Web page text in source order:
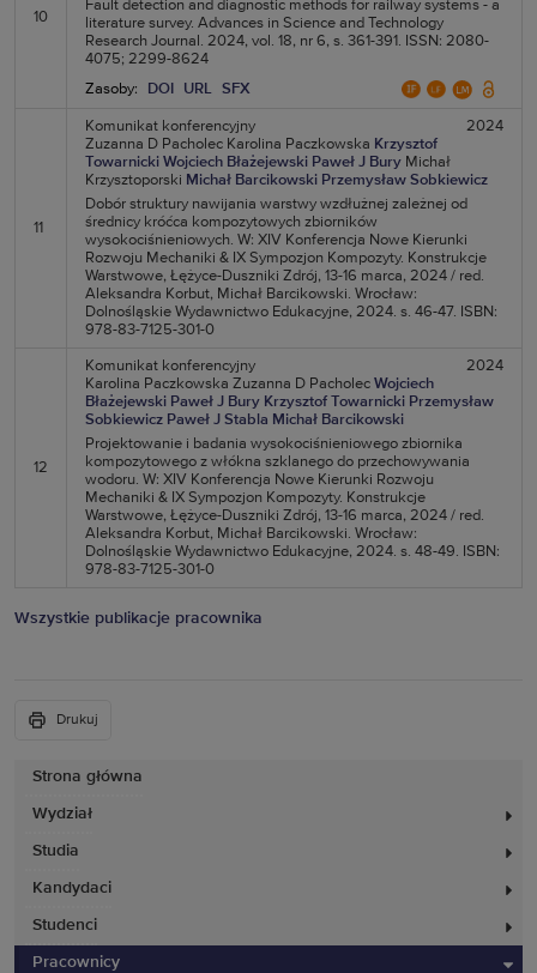
Strona główna
Wydział
Studia
Kandydaci
Studenci
Pracownicy
10
Fault detection and diagnostic methods for railway systems - a
literature survey. Advances in Science and Technology
Research Journal. 2024, vol. 18, nr 6, s. 361-391. ISSN: 2080-
4075; 2299-8624
Zasoby:
DOI URL SFX
11
Komunikat konferencyjny
2024
Zuzanna D Pacholec Karolina Paczkowska Krzysztof
Towarnicki Wojciech Błażejewski Paweł J Bury Michał
Krzysztoporski Michał Barcikowski Przemysław Sobkiewicz
Dobór struktury nawijania warstwy wzdłużnej zależnej od
średnicy króćca kompozytowych zbiorników
wysokociśnieniowych. W: XIV Konferencja Nowe Kierunki
Rozwoju Mechaniki & IX Sympozjon Kompozyty. Konstrukcje
Warstwowe, Łężyce-Duszniki Zdrój, 13-16 marca, 2024 / red.
Aleksandra Korbut, Michał Barcikowski. Wrocław:
Dolnośląskie Wydawnictwo Edukacyjne, 2024. s. 46-47. ISBN:
978-83-7125-301-0
12
Komunikat konferencyjny
2024
Karolina Paczkowska Zuzanna D Pacholec Wojciech
Błażejewski Paweł J Bury Krzysztof Towarnicki Przemysław
Sobkiewicz Paweł J Stabla Michał Barcikowski
Projektowanie i badania wysokociśnieniowego zbiornika
kompozytowego z włókna szklanego do przechowywania
wodoru. W: XIV Konferencja Nowe Kierunki Rozwoju
Mechaniki & IX Sympozjon Kompozyty. Konstrukcje
Warstwowe, Łężyce-Duszniki Zdrój, 13-16 marca, 2024 / red.
Aleksandra Korbut, Michał Barcikowski. Wrocław:
Dolnośląskie Wydawnictwo Edukacyjne, 2024. s. 48-49. ISBN:
978-83-7125-301-0
Wszystkie publikacje pracownika
Drukuj